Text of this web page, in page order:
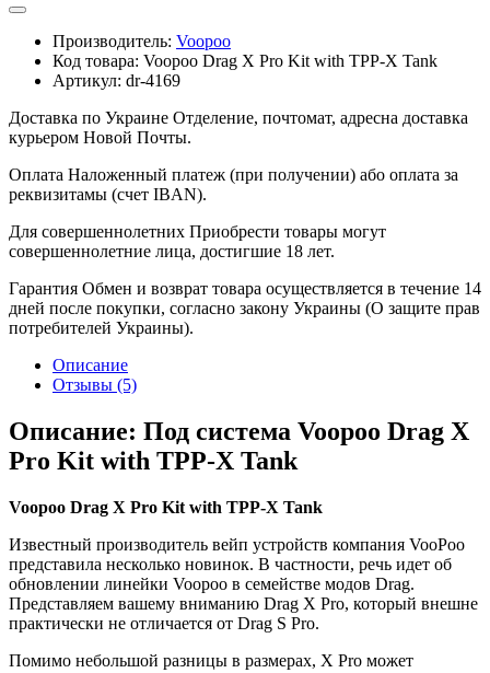
Производитель: Voopoo
Код товара: Voopoo Drag X Pro Kit with TPP-X Tank
Артикул: dr-4169
Доставка по Украине Отделение, почтомат, адресна доставка
курьером Новой Почты.
Оплата Наложенный платеж (при получении) або оплата за
реквизитамы (счет IBAN).
Для совершеннолетних Приобрести товары могут
совершеннолетние лица, достигшие 18 лет.
Гарантия Обмен и возврат товара осуществляется в течение 14
дней после покупки, согласно закону Украины (О защите прав
потребителей Украины).
Описание
Отзывы (5)
Описание: Под система Voopoo Drag X
Pro Kit with TPP-X Tank
Voopoo Drag X Pro Kit with TPP-X Tank
Известный производитель вейп устройств компания VooPoo
представила несколько новинок. В частности, речь идет об
обновлении линейки Voopoo в семействе модов Drag.
Представляем вашему вниманию Drag X Pro, который внешне
практически не отличается от Drag S Pro.
Помимо небольшой разницы в размерах, X Pro может